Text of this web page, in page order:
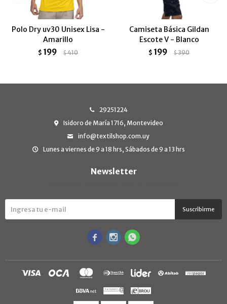
Polo Dry uv30 Unisex Lisa -
Amarillo
$ 199 $410
Camiseta Básica Gildan
Escote V - Blanco
$ 199 $390
29251224
Isidoro de María 1716, Montevideo
info@textilshop.com.uy
Lunes a viernes de 9 a 18 hrs, Sábados de 9 a 13 hrs
Newsletter
Suscribirme
  